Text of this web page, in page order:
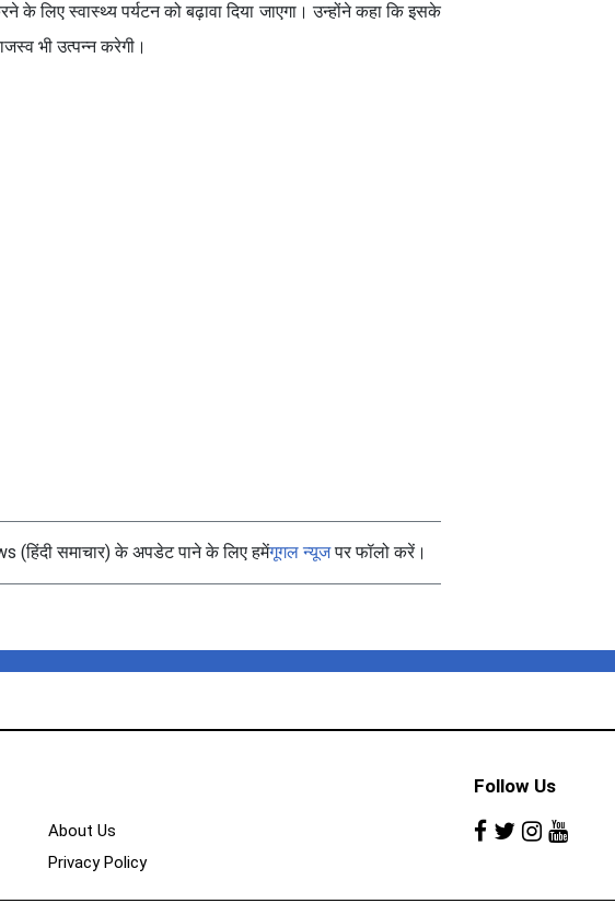
लिए स्वास्थ्य पर्यटन को बढ़ावा दिया जाएगा। उन्होंने कहा कि इसके
भी उत्पन्न करेगी।
समाचार) के अपडेट पाने के लिए हमेंगूगल न्यूजपर फॉलो करें।
About Us
Privacy Policy
Follow Us